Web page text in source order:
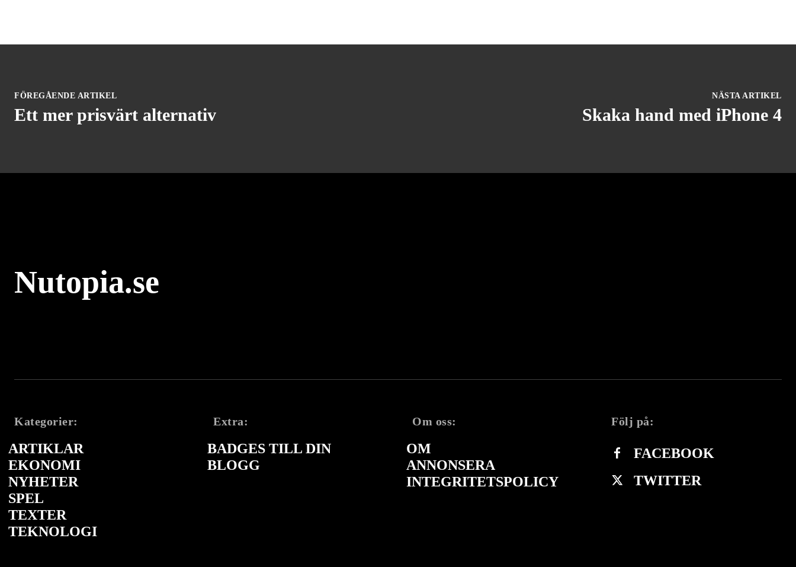
FÖREGÅENDE ARTIKEL
Ett mer prisvärt alternativ
NÄSTA ARTIKEL
Skaka hand med iPhone 4
Nutopia.se
Kategorier:
ARTIKLAR
EKONOMI
NYHETER
SPEL
TEXTER
TEKNOLOGI
Extra:
BADGES TILL DIN
BLOGG
Om oss:
OM
ANNONSERA
INTEGRITETSPOLICY
Följ på:
FACEBOOK
TWITTER